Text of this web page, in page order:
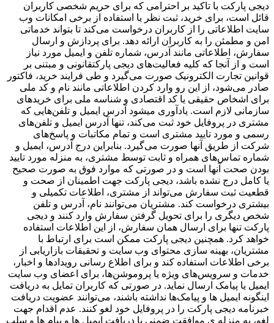
پارکت با تاکید بر احترامی که برای حریم شخصی کاربران
است، برای خرید، ثبت نظر یا استفاده از برخی امکانات وب
اطلاعاتی را از کاربران درخواست می‌کند تا بتواند خدماتی
و مطمئن را به کاربران ارائه دهد. برای پردازش و ارسال
اطلاعاتی مانند آدرس، شماره تلفن و ایمیل مورد نیاز
و از آنجا که کلیه فعالیت‌های دیجی پارکتقانونی و مبتنی بر
تجارت الکترونیک صورت می‌گیرد و طی فرایند خرید، فاکتور
می‌شود، از این رو وارد کردن اطلاعاتی مانند نام و کد ملی
اشخاص حقیقی یا کد اقتصادی و شناسه ملی برای خریدهای
لازم است. یادآوری میشود آدرس ایمیل و تلفن‌هایی که
در پروفایل خود ثبت می‌کند، تنها آدرس ایمیل و تلفن‌های
و مورد تایید مشتری است و تمام مکاتبات و پاسخ‌های
از طریق آنها صورت می‌گیرد. بنابراین درج آدرس، ایمیل و
تماس‌های همراه و ثابت توسط مشتری، به منزله مورد تایید
صحت آنها است و در صورتی که موارد فوق به صورت صحیح
کامل درج نشده باشد، دیجی پارکت جهت اطمینان از صحت و
ثبت سفارش می‌تواند از مشتری، اطلاعات تکمیلی و
درخواست کند. مشتریان می‌توانند نام، آدرس و تلفن
دیگری را برای تحویل گرفتن سفارش وارد کنند و دیجی
تنها برای ارسال همان سفارش، از این اطلاعات استفاده
کرد. همچنین دیجی پارکت ممکن است برای ارتباط با
بهینه سازی محتوای وب سایت و تحقیقات بازاریابی از
اطلاعات استفاده کند و برای اطلاع رسانی رویدادها و اخبار،
و سرویس‌های ویژه یا پروموشن‌ها، برای اعضای وب سایت
یا پیامک ارسال نماید. در صورتی که کاربران تمایل به دریافت
ایمیل ها و پیامک‌ها نداشته باشند، می‌توانند عضویت دریافت
دیجی پارکت را در پروفایل خود لغو کنند. عدم اقدام جهت
به منزله ی موافقت ضمنی با دریافت ایمیل ها و پیام ها و سلب